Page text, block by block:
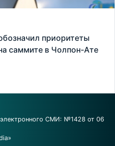
приоритеты
саммите в Чолпон-Ате
СМИ: №1428 от 06